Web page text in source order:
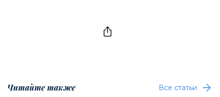
Читайте также Все статьи